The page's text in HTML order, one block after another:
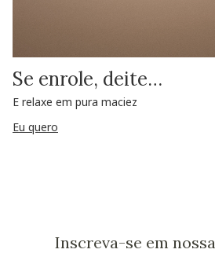
Se enrole, deite…
E relaxe em pura maciez
Eu quero
Inscreva-se em nossa